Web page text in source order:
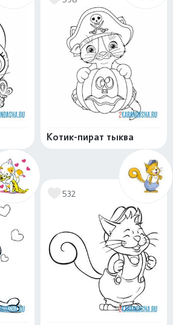
Котик-пират тыква
532